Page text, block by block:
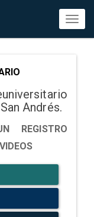
Andrés.
REGISTRO